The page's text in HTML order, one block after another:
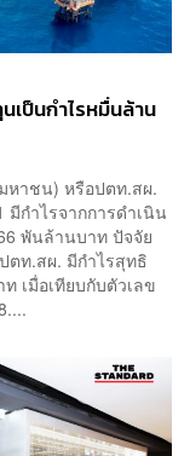
ป็นกำไรหมื่นล้าน
หาชน) หรือปตท.สผ.
มีกำไรจากการดำเนิน
พันล้านบาท ปัจจัย
ตท.สผ. มีกำไรสุทธิ
เมื่อเทียบกับตัวเลข